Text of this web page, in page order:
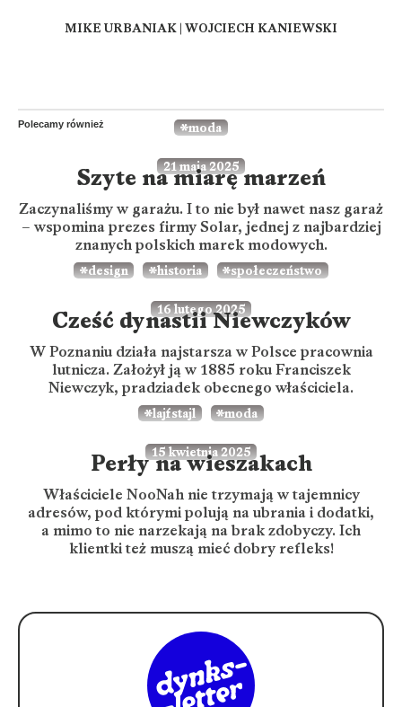
MIKE URBANIAK WOJCIECH KANIEWSKI
Polecamy również
21 maja 2025
moda
Szyte na miarę marzeń
Zaczynaliśmy w garażu. I to nie był nawet nasz garaż
– wspomina prezes firmy Solar, jednej z najbardziej
znanych polskich marek modowych.
16 lutego 2025
design historia społeczeństwo
Cześć dynastii Niewczyków
W Poznaniu działa najstarsza w Polsce pracownia
lutnicza. Założył ją w 1885 roku Franciszek
Niewczyk, pradziadek obecnego właściciela.
15 kwietnia 2025
lajfstajl moda
Perły na wieszakach
Właściciele NooNah nie trzymają w tajemnicy
adresów, pod którymi polują na ubrania i dodatki,
a mimo to nie narzekają na brak zdobyczy. Ich
klientki też muszą mieć dobry refleks!